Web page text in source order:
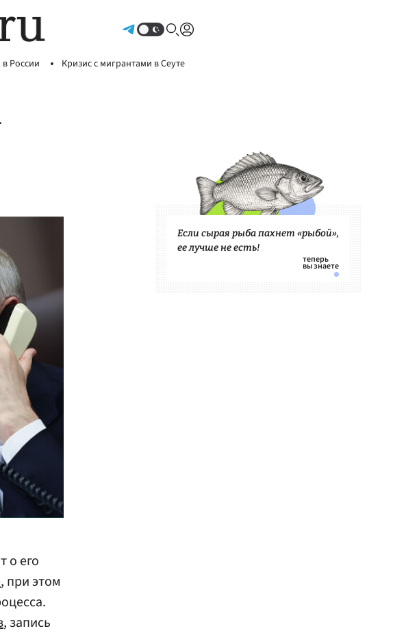
России Кризис с мигрантами в Сеуте
о его
, при этом
, запись
Если сырая рыба пахнет «рыбой»,
ее лучше не есть!